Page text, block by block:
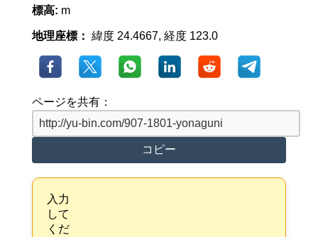
標高: m
地理座標： 緯度 24.4667, 経度 123.0
ページを共有：
コピー
入力
して
くだ